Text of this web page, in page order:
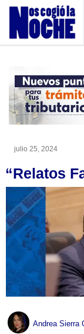
julio 25, 2024
“Relatos
Andrea Sierra